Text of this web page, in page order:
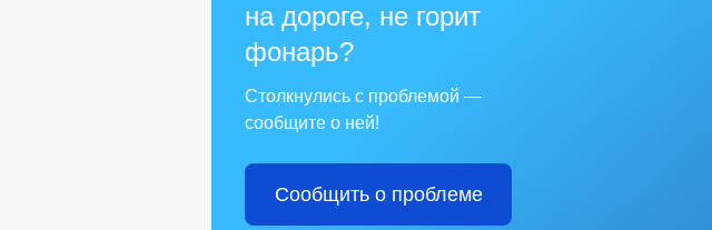
на дороге, не горит
фонарь?
Столкнулись с проблемой —
сообщите о ней!
Сообщить о проблеме